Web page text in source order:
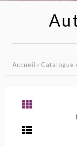
Accueil › Catalogue ›